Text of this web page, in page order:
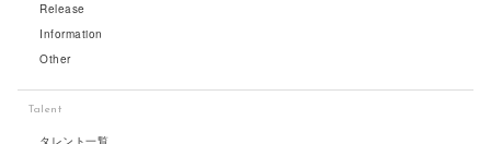
Release
Information
Other
Talent
タレント一覧